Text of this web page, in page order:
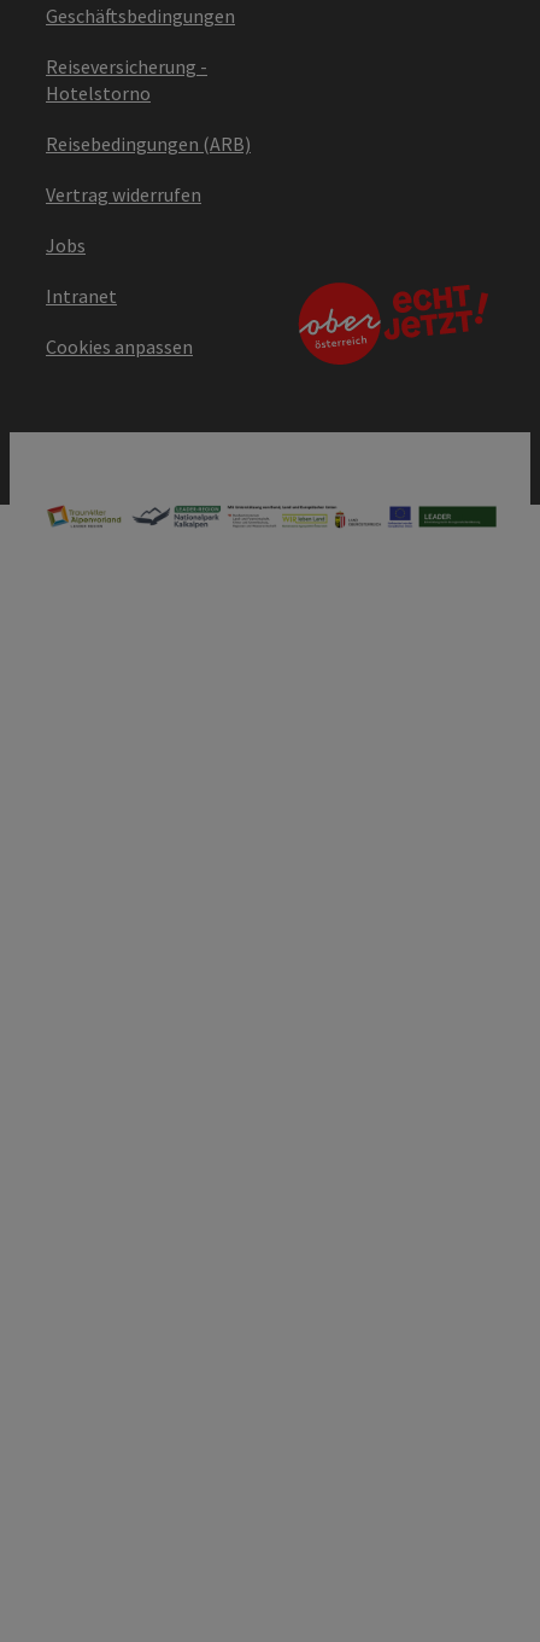
Geschäftsbedingungen
Reiseversicherung -
Hotelstorno
Reisebedingungen (ARB)
Vertrag widerrufen
Jobs
Intranet
Cookies anpassen